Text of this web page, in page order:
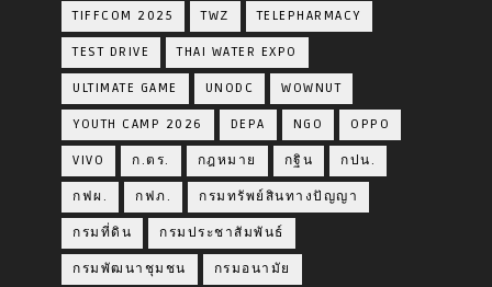
TIFFCOM 2025 TWZ TELEPHARMACY
TEST DRIVE THAI WATER EXPO
ULTIMATE GAME UNODC WOWNUT
YOUTH CAMP 2026 DEPA NGO OPPO
VIVO ก.ตร. กฎหมาย กฐิน กปน.
กฟผ. กฟภ. กรมทรัพย์สินทางปัญญา
กรมที่ดิน กรมประชาสัมพันธ์
กรมพัฒนาชุมชน กรมอนามัย